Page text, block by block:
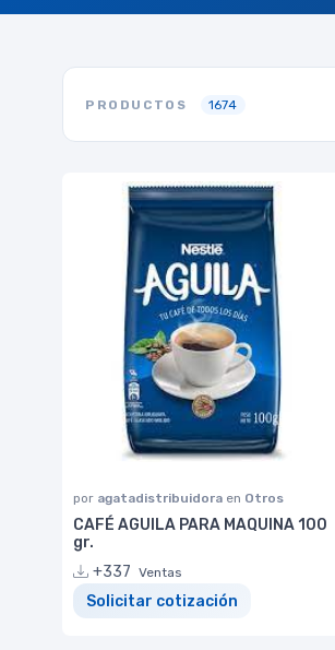
PRODUCTOS 1674
por agatadistribuidora en Otros
CAFÉ AGUILA PARA MAQUINA 100
gr.
+337 Ventas
Solicitar cotización